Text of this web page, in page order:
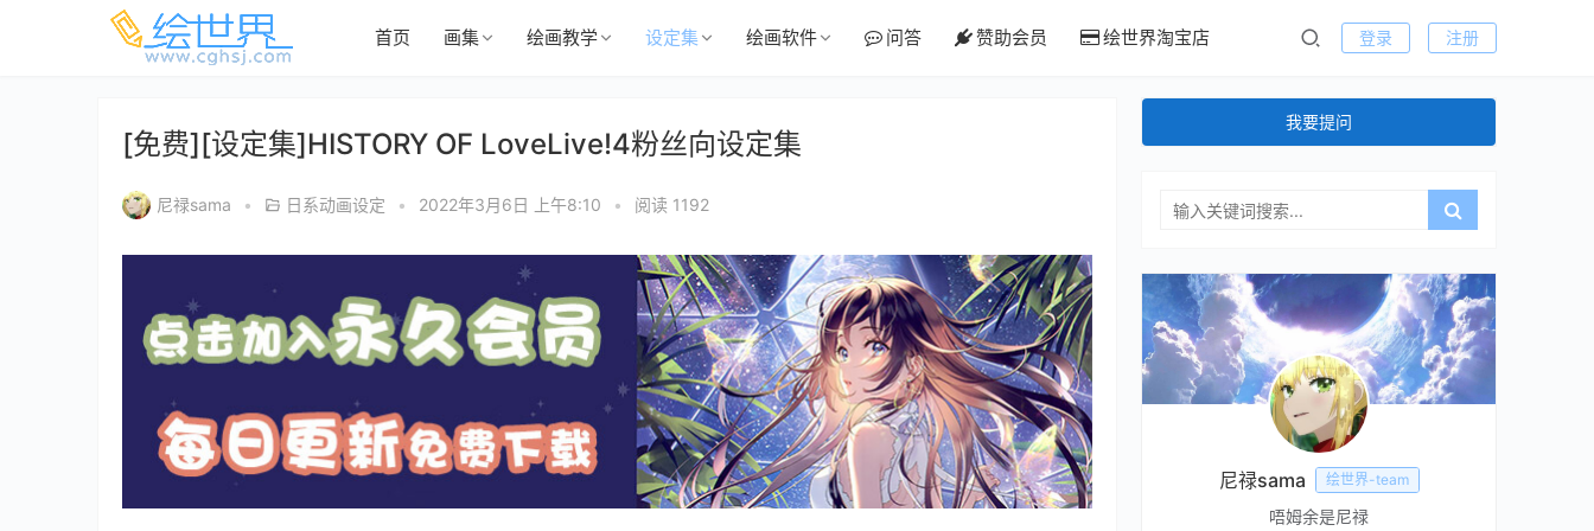
首页 画集 绘画教学 设定集 绘画软件 问答 赞助会员 绘世界淘宝店 登录 注册
[免费][设定集]HISTORY OF LoveLive!4粉丝向设定集
尼禄sama • 日系动画设定 • 2022年3月6日 上午8:10 • 阅读 1192
我要提问
尼禄sama 绘世界-team
唔姆余是尼禄